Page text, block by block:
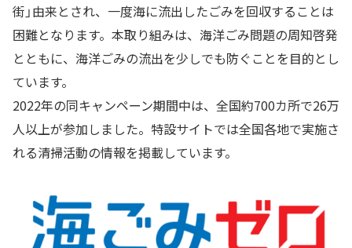
街」由来とされ、一度海に流出したごみを回収することは
困難となります。本取り組みは、海洋ごみ問題の周知啓発
とともに、海洋ごみの流出を少しでも防ぐことを目的とし
ています。
2022年の同キャンペーン期間中は、全国約700カ所で26万
人以上が参加しました。特設サイトでは全国各地で実施さ
れる清掃活動の情報を掲載しています。